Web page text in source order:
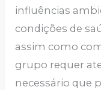
influências
condições de
assim como
grupo requer
necessário que